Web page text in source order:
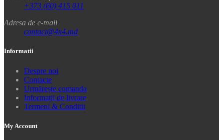
+373 (60) 415 011
Adresa de e-mail
contact@4x4.md
Informatii
Despre noi
Contacte
Urmărește comanda
Informații de livrare
Termeni & Conditii
My Account